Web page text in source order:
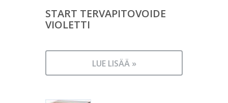
START TERVAPITOVOIDE
VIOLETTI
LUE LISÄÄ »